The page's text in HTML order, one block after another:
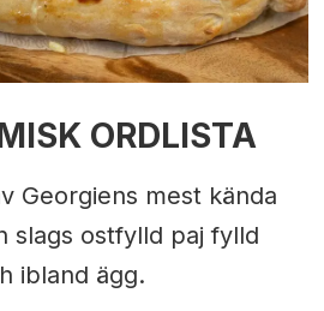
ORDLISTA
Georgiens mest kända
slags ostfylld paj fylld
ibland ägg.